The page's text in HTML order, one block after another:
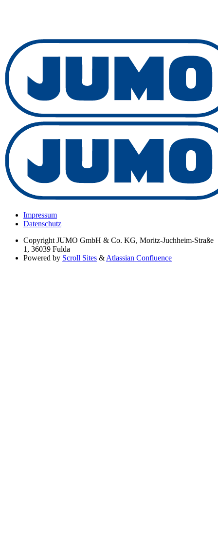
Impressum
Datenschutz
Copyright JUMO GmbH & Co. KG, Moritz-Juchheim-Straße
1, 36039 Fulda
Powered by Scroll Sites & Atlassian Confluence